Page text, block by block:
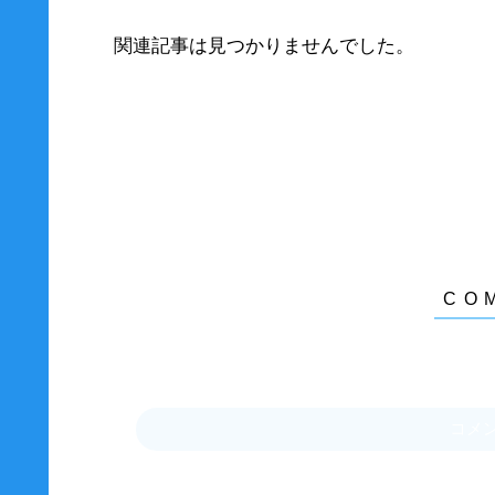
関連記事は見つかりませんでした。